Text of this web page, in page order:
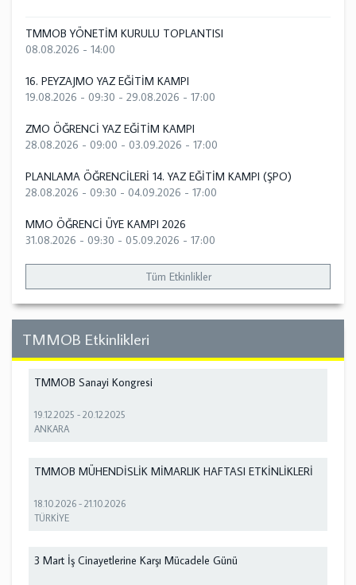
TMMOB YÖNETİM KURULU TOPLANTISI
08.08.2026 - 14:00
16. PEYZAJMO YAZ EĞİTİM KAMPI
19.08.2026 - 09:30 - 29.08.2026 - 17:00
ZMO ÖĞRENCİ YAZ EĞİTİM KAMPI
28.08.2026 - 09:00 - 03.09.2026 - 17:00
PLANLAMA ÖĞRENCİLERİ 14. YAZ EĞİTİM KAMPI (ŞPO)
28.08.2026 - 09:30 - 04.09.2026 - 17:00
MMO ÖĞRENCİ ÜYE KAMPI 2026
31.08.2026 - 09:30 - 05.09.2026 - 17:00
Tüm Etkinlikler
TMMOB Etkinlikleri
TMMOB Sanayi Kongresi
19.12.2025 -20.12.2025
ANKARA
TMMOB MÜHENDİSLİK MİMARLIK HAFTASI ETKİNLİKLERİ
18.10.2026 -21.10.2026
TÜRKİYE
3 Mart İş Cinayetlerine Karşı Mücadele Günü